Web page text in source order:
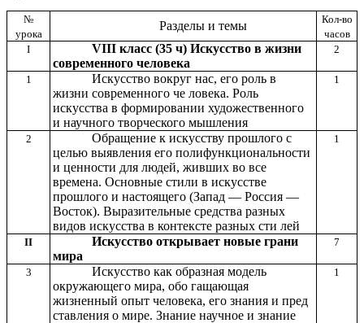
№
урока
Разделы и темы
Кол-во
часов
I
VIII класс (35 ч) Искусство в жизни
современного человека
2
1
Искусство вокруг нас, его роль в
жизни современного че ловека. Роль
искусства в формировании художественного
и научного творческого мышления
1
2
Обращение к искусству прошлого с
целью выявления его полифункциональности
и ценности для людей, живших во все
времена. Основные стили в искусстве
прошлого и настоящего (Запад — Россия —
Восток). Выразительные средства разных
видов искусства в контексте разных сти лей
1
II
Искусство открывает новые грани
мира
7
3
Искусство как образная модель
окружающего мира, обо гащающая
жизненный опыт человека, его знания и пред
ставления о мире. Знание научное и знание
1